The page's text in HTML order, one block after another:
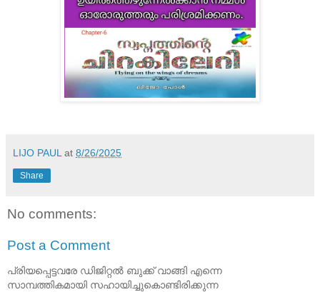
LIJO PAUL at 8/26/2025
Share
No comments:
Post a Comment
പ്രിയപ്പെട്ടവരേ ഡിജിറ്റൽ ബുക്ക് വാങ്ങി എന്നെ
സാമ്പത്തികമായി സഹായിച്ചുകൊണ്ടിരിക്കുന്ന